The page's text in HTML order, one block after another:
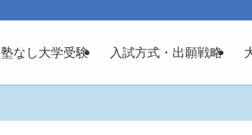
塾なし大学受験 入試方式・出願戦略